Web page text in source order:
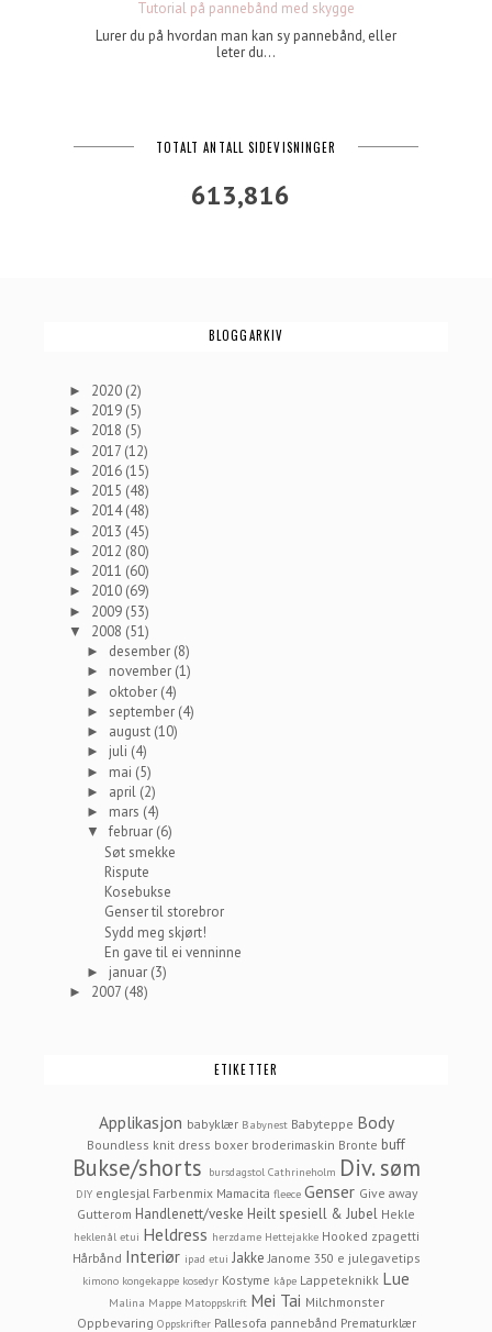
Tutorial på pannebånd med skygge
Lurer du på hvordan man kan sy pannebånd, eller
leter du...
TOTALT ANTALL SIDEVISNINGER
613,816
BLOGGARKIV
► 2020 (2)
► 2019 (5)
► 2018 (5)
► 2017 (12)
► 2016 (15)
► 2015 (48)
► 2014(48)
► 2013 (45)
► 2012 (80)
► 2011 (60)
► 2010 (69)
► 2009 (53)
▼ 2008 (51)
► desember (8)
► november (1)
► oktober (4)
► september (4)
► august (10)
► juli (4)
► mai (5)
► april (2)
► mars (4)
▼februar (6)
Søt smekke
Rispute
Kosebukse
Genser til storebror
Sydd meg skjørt!
En gave til ei venninne
► januar (3)
► 2007 (48)
ETIKETTER
Applikasjon babyklær Babynest Babyteppe Body
Boundless knit dress boxer broderimaskin Bronte buff
Bukse/shorts bursdagstol Cathrineholm Div. søm
DIY englesjal Farbenmix Mamacita fleece Genser Give away
Gutterom Handlenett/veske Heilt spesiell & Jubel Hekle
heklenål etui Heldress herzdame Hettejakke Hooked zpagetti
Hårbånd Interiør ipad etui Jakke Janome 350 e julegavetips
kimono kongekappe kosedyr Kostyme kåpe Lappeteknikk Lue
Malina Mappe Matoppskrift Mei Tai Milchmonster
Oppbevaring Oppskrifter Pallesofa pannebånd Prematurklær